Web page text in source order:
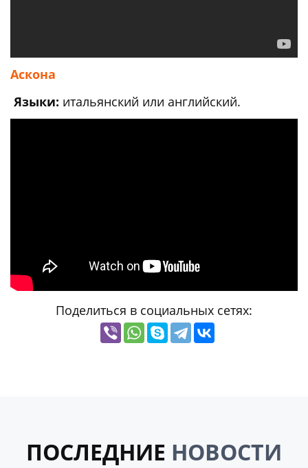
Аскона
Языки: итальянский или английский.
Поделиться в социальных сетях:
ПОСЛЕДНИЕ НОВОСТИ